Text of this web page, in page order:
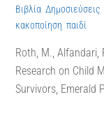
Βιβλία ,Δημοσιεύσεις
κακοποίηση ,παιδί
Roth, M., Alfandari,
Research on Child
Survivors, Emerald